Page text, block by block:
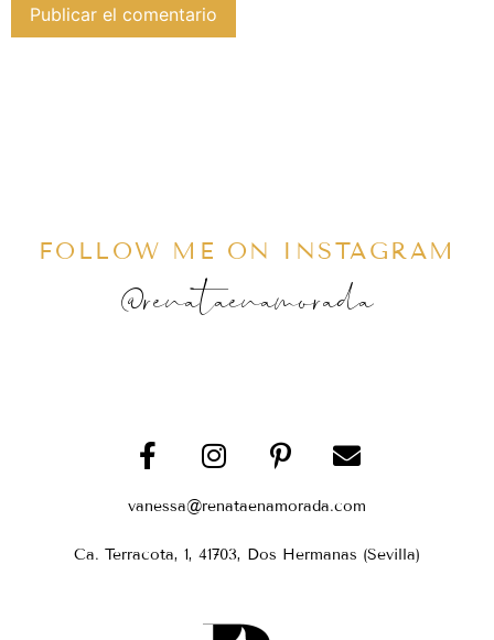
FOLLOW ME ON INSTAGRAM
@renataenamorada
vanessa@renataenamorada.com
Ca. Terracota, 1, 41703, Dos Hermanas (Sevilla)